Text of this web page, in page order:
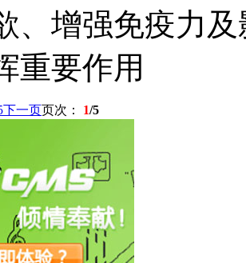
、增强免疫力
重要作用
下一页页次： 1/5